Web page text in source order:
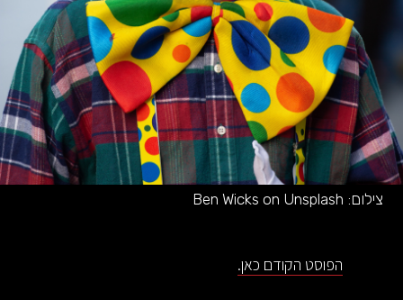
צילום: Ben Wicks on Unsplash
הפוסט הקודם כאן.